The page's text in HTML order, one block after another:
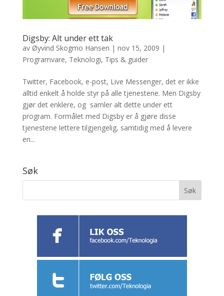
Digsby: Alt under ett tak
av Øyvind Skogmo Hansen | nov 15, 2009 |
Programvare, Teknologi, Tips & guider
Twitter, Facebook, e-post, Live Messenger, det er ikke
alltid enkelt å holde styr på alle tjenestene. Men Digsby
gjør det enklere, og samler alt dette under ett
program. Formålet med Digsby er å gjøre disse
tjenestene lettere tilgjengelig, samtidig med å levere
en...
Søk